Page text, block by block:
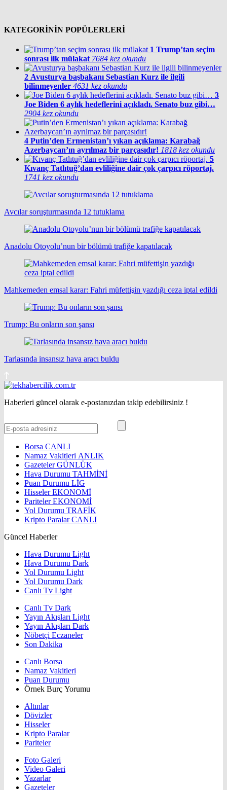
KATEGORİNİN POPÜLERLERİ
1 Trump’tan seçim
sonrası ilk mülakat 7684 kez okundu
2 Avusturya başbakanı Sebastian Kurz ile ilgili
bilinmeyenler 4631 kez okundu
3
Joe Biden 6 aylık hedeflerini açıkladı. Senato buz gibi…
2904 kez okundu
4 Putin’den Ermenistan’ı yıkan açıklama: Karabağ
Azerbaycan’ın ayrılmaz bir parçasıdır! 1818 kez okundu
5
Kıvanç Tatlıtuğ’dan evliliğine dair çok çarpıcı röportaj.
1741 kez okundu
Avcılar soruşturmasında 12 tutuklama
Anadolu Otoyolu’nun bir bölümü trafiğe kapatılacak
Mahkemeden emsal karar: Fahri müfettişin yazdığı ceza iptal edildi
Trump: Bu onların son şansı
Tarlasında insansız hava aracı buldu
Haberleri güncel olarak e-postanızdan takip edebilirsiniz !
Borsa CANLI
Namaz Vakitleri ANLIK
GazetelerGÜNLÜK
Hava Durumu TAHMİNİ
Puan Durumu LİG
HisselerEKONOMİ
ParitelerEKONOMİ
Yol Durumu TRAFİK
Kripto ParalarCANLI
Güncel Haberler
Hava Durumu Light
Hava Durumu Dark
Yol Durumu Light
Yol Durumu Dark
Canlı Tv Light
Canlı Tv Dark
Yayın Akışları Light
Yayın Akışları Dark
Nöbetçi Eczaneler
Son Dakika
Canlı Borsa
Namaz Vakitleri
Puan Durumu
Örnek Burç Yorumu
Altınlar
Dövizler
Hisseler
Kripto Paralar
Pariteler
Foto Galeri
Video Galeri
Yazarlar
Gazeteler